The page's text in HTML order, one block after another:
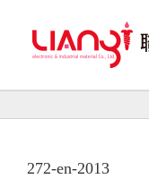
content
272-en-2013